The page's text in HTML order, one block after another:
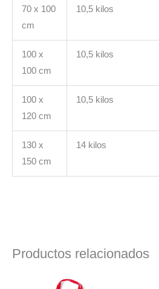
70 x 100
cm
10,5 kilos
100 x
100 cm
10,5 kilos
100 x
120 cm
10,5 kilos
130 x
150 cm
14 kilos
Productos relacionados